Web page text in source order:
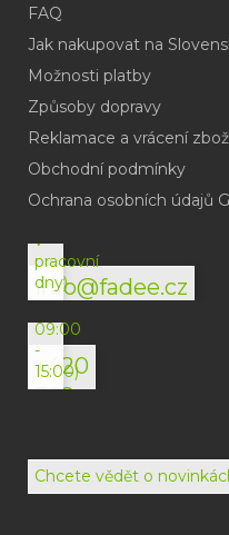
FAQ
Jak nakupovat na
Možnosti platby
Způsoby dopravy
Reklamace a vrácení
Obchodní podmínky
Ochrana osobních údajů
info@fadee.cz
(odpověď
do
v
pracovní
dny)
+420
792
072
(Po-
09:00
-
15:00)
Chcete vědět o